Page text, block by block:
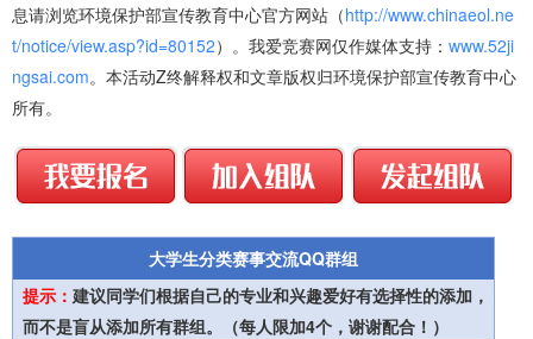
息请浏览环境保护部宣传教育中心官方网站（http://www.chinaeol.ne
t/notice/view.asp?id=80152）。我爱竞赛网仅作媒体支持： www.52ji
ngsai.com。本活动Z终解释权和文章版权归环境保护部宣传教育中心
所有。
大学生分类赛事交流QQ群组
提示： 建议同学们根据自己的专业和兴趣爱好有选择性的添加，
而不是盲从添加所有群组。（每人限加4个，谢谢配合！）